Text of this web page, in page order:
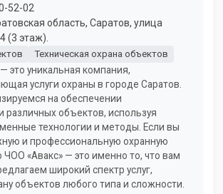
52-02
область, Саратов, улица
(3 этаж).
Техническая охрана объектов
это уникальная компания,
услуги охраны в городе Саратов.
на обеспечении
различных объектов, используя
технологии и методы. Если вы
и профессиональную охранную
«Авакс» — это именно то, что вам
широкий спектр услуг,
объектов любого типа и сложности.